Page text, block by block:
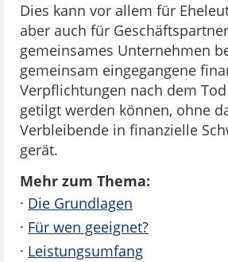
Dies kann vor allem für
aber auch für
gemeinsames Unternehmen
gemeinsam eingegangene
Verpflichtungen nach dem
getilgt werden können, ohne
Verbleibende in finanzielle
gerät.
Mehr zum Thema:
· Die Grundlagen
· Für wen geeignet?
· Leistungsumfang